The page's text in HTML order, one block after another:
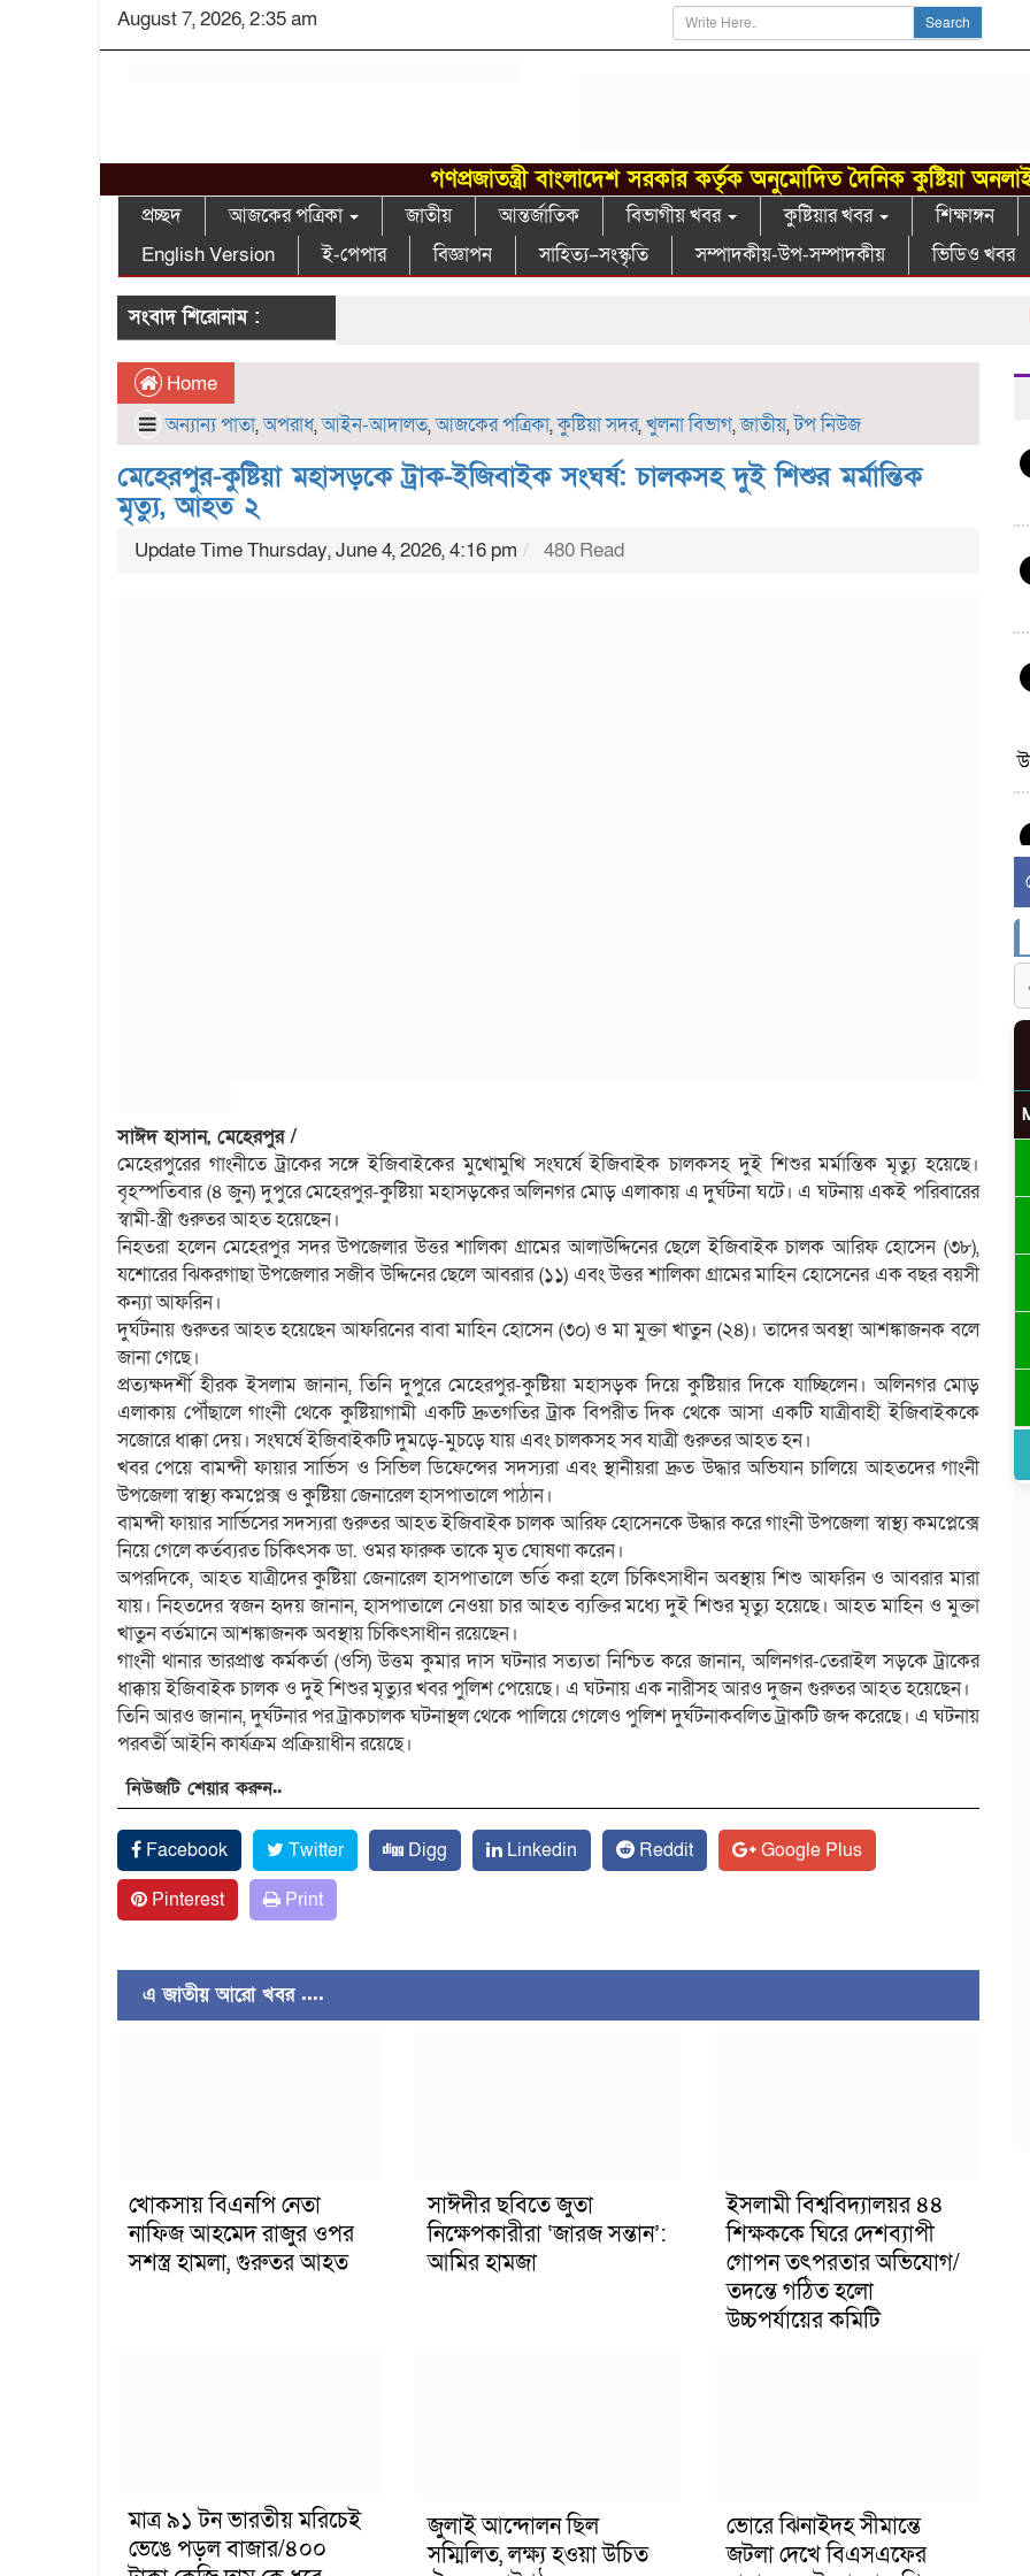
August 7, 2026, 2:35 am Search
গণপ্রজাতন্ত্রী বাংলাদেশ সরকার কর্তৃক অনুমোদিত দৈনিক কুষ্টিয়া
প্রচ্ছদ আজকের পত্রিকা জাতীয় আন্তর্জাতিক বিভাগীয় খবর কুষ্টিয়ার খবর শিক্ষাঙ্গন
English Version
ই-পেপার বিজ্ঞাপন সাহিত্য–সংস্কৃতি সম্পাদকীয়-উপ-সম্পাদকীয় ভিডিও খবর
সংবাদ শিরোনাম :
Home
অন্যান্য পাতা,অপরাধ,আইন-আদালত,আজকের পত্রিকা,কুষ্টিয়া সদর,খুলনা বিভাগ,জাতীয়,টপ নিউজ
মেহেরপুর-কুষ্টিয়া মহাসড়কে ট্রাক-ইজিবাইক সংঘর্ষ: চালকসহ দুই শিশুর মর্মান্তিক
মৃত্যু, আহত ২
Update Time Thursday, June 4, 2026, 4:16 pm 480 Read
সাঈদ হাসান, মেহেরপুর /
মেহেরপুরের গাংনীতে ট্রাকের সঙ্গে ইজিবাইকের মুখোমুখি সংঘর্ষে ইজিবাইক চালকসহ দুই শিশুর মর্মান্তিক মৃত্যু হয়েছে।
বৃহস্পতিবার (৪ জুন) দুপুরে মেহেরপুর-কুষ্টিয়া মহাসড়কের অলিনগর মোড় এলাকায় এ দুর্ঘটনা ঘটে। এ ঘটনায় একই পরিবারের
স্বামী-স্ত্রী গুরুতর আহত হয়েছেন।
নিহতরা হলেন মেহেরপুর সদর উপজেলার উত্তর শালিকা গ্রামের আলাউদ্দিনের ছেলে ইজিবাইক চালক আরিফ হোসেন (৩৮),
যশোরের ঝিকরগাছা উপজেলার সজীব উদ্দিনের ছেলে আবরার (১১) এবং উত্তর শালিকা গ্রামের মাহিন হোসেনের এক বছর বয়সী
কন্যা আফরিন।
দুর্ঘটনায় গুরুতর আহত হয়েছেন আফরিনের বাবা মাহিন হোসেন (৩০) ও মা মুক্তা খাতুন (২৪)। তাদের অবস্থা আশঙ্কাজনক বলে
জানা গেছে।
প্রত্যক্ষদর্শী হীরক ইসলাম জানান, তিনি দুপুরে মেহেরপুর-কুষ্টিয়া মহাসড়ক দিয়ে কুষ্টিয়ার দিকে যাচ্ছিলেন। অলিনগর মোড়
এলাকায় পৌঁছালে গাংনী থেকে কুষ্টিয়াগামী একটি দ্রুতগতির ট্রাক বিপরীত দিক থেকে আসা একটি যাত্রীবাহী ইজিবাইককে
সজোরে ধাক্কা দেয়। সংঘর্ষে ইজিবাইকটি দুমড়ে-মুচড়ে যায় এবং চালকসহ সব যাত্রী গুরুতর আহত হন।
খবর পেয়ে বামন্দী ফায়ার সার্ভিস ও সিভিল ডিফেন্সের সদস্যরা এবং স্থানীয়রা দ্রুত উদ্ধার অভিযান চালিয়ে আহতদের গাংনী
উপজেলা স্বাস্থ্য কমপ্লেক্স ও কুষ্টিয়া জেনারেল হাসপাতালে পাঠান।
বামন্দী ফায়ার সার্ভিসের সদস্যরা গুরুতর আহত ইজিবাইক চালক আরিফ হোসেনকে উদ্ধার করে গাংনী উপজেলা স্বাস্থ্য কমপ্লেক্সে
নিয়ে গেলে কর্তব্যরত চিকিৎসক ডা. ওমর ফারুক তাকে মৃত ঘোষণা করেন।
অপরদিকে, আহত যাত্রীদের কুষ্টিয়া জেনারেল হাসপাতালে ভর্তি করা হলে চিকিৎসাধীন অবস্থায় শিশু আফরিন ও আবরার মারা
যায়। নিহতদের স্বজন হৃদয় জানান, হাসপাতালে নেওয়া চার আহত ব্যক্তির মধ্যে দুই শিশুর মৃত্যু হয়েছে। আহত মাহিন ও মুক্তা
খাতুন বর্তমানে আশঙ্কাজনক অবস্থায় চিকিৎসাধীন রয়েছেন।
গাংনী থানার ভারপ্রাপ্ত কর্মকর্তা (ওসি) উত্তম কুমার দাস ঘটনার সত্যতা নিশ্চিত করে জানান, অলিনগর-তেরাইল সড়কে ট্রাকের
ধাক্কায় ইজিবাইক চালক ও দুই শিশুর মৃত্যুর খবর পুলিশ পেয়েছে। এ ঘটনায় এক নারীসহ আরও দুজন গুরুতর আহত হয়েছেন।
তিনি আরও জানান, দুর্ঘটনার পর ট্রাকচালক ঘটনাস্থল থেকে পালিয়ে গেলেও পুলিশ দুর্ঘটনাকবলিত ট্রাকটি জব্দ করেছে। এ ঘটনায়
পরবর্তী আইনি কার্যক্রম প্রক্রিয়াধীন রয়েছে।
নিউজটি শেয়ার করুন..
Facebook Twitter Digg Linkedin Reddit
Google Plus
Pinterest
Print
এ জাতীয় আরো খবর ....
খোকসায় বিএনপি নেতা
নাফিজ আহমেদ রাজুর ওপর
সশস্ত্র হামলা, গুরুতর আহত
সাঈদীর ছবিতে জুতা
নিক্ষেপকারীরা ‘জারজ সন্তান’:
আমির হামজা
ইসলামী বিশ্ববিদ্যালয়র ৪৪
শিক্ষককে ঘিরে দেশব্যাপী
গোপন তৎপরতার অভিযোগ/
তদন্তে গঠিত হলো
উচ্চপর্যায়ের কমিটি
মাত্র ৯১ টন ভারতীয় মরিচেই
ভেঙে পড়ল বাজার/৪০০
জুলাই আন্দোলন ছিল
সম্মিলিত, লক্ষ্য হওয়া উচিত
ভোরে ঝিনাইদহ সীমান্তে
জটলা দেখে বিএসএফের